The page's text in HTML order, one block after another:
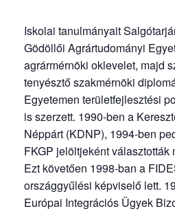
Iskolai tanulmányait
Gödöllői Agrártudományi
agrármérnöki oklevelet, majd
tenyésztő szakmérnöki
Egyetemen területfejlesztési
is szerzett. 1990-ben a
Néppárt (KDNP), 1994-ben
FKGP jelöltjeként választották
Ezt követően 1998-ban a
országgyűlési képviselő lett.
Európai Integrációs Ügyek